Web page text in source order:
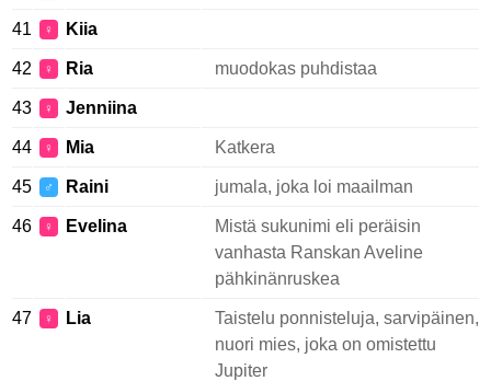
41 ♀ Kiia
42 ♀ Ria muodokas puhdistaa
43 ♀ Jenniina
44 ♀ Mia Katkera
45 ♂ Raini jumala, joka loi maailman
46 ♀ Evelina
Mistä sukunimi eli peräisin
vanhasta Ranskan Aveline
pähkinänruskea
47 ♀ Lia
Taistelu ponnisteluja, sarvipäinen,
nuori mies, joka on omistettu
Jupiter